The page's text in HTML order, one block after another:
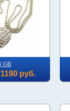
GB
руб.